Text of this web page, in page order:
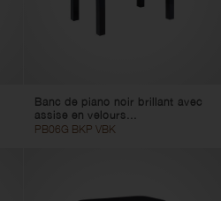
Banc de piano noir brillant avec
assise en velours...
PB06G BKP VBK